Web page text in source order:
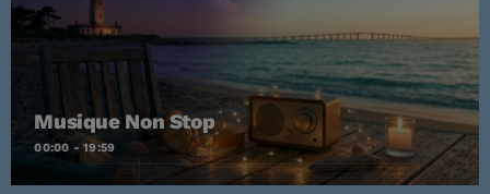
Musique Non Stop
00:00 - 19:59